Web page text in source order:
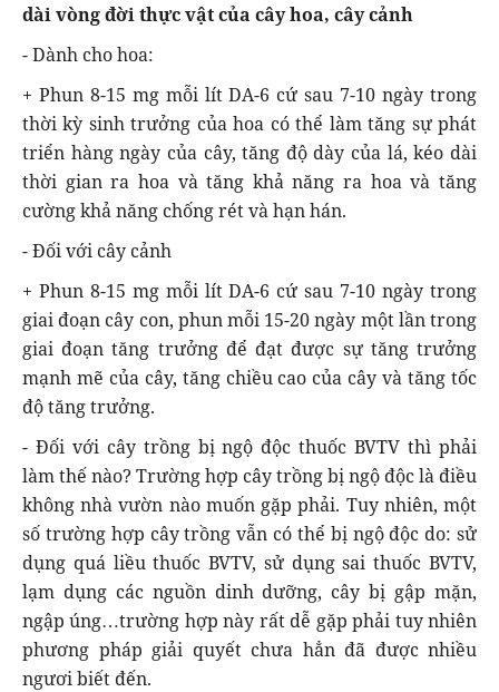
dài vòng đời thực vật của cây hoa, cây cảnh
- Dành cho hoa:
+ Phun 8-15 mg mỗi lít DA-6 cứ sau 7-10 ngày trong
thời kỳ sinh trưởng của hoa có thể làm tăng sự phát
triển hàng ngày của cây, tăng độ dày của lá, kéo dài
thời gian ra hoa và tăng khả năng ra hoa và tăng
cường khả năng chống rét và hạn hán.
- Đối với cây cảnh
+ Phun 8-15 mg mỗi lít DA-6 cứ sau 7-10 ngày trong
giai đoạn cây con, phun mỗi 15-20 ngày một lần trong
giai đoạn tăng trưởng để đạt được sự tăng trưởng
mạnh mẽ của cây, tăng chiều cao của cây và tăng tốc
độ tăng trưởng.
- Đối với cây trồng bị ngộ độc thuốc BVTV thì phải
làm thế nào? Trường hợp cây trồng bị ngộ độc là điều
không nhà vườn nào muốn gặp phải. Tuy nhiên, một
số trường hợp cây trồng vẫn có thể bị ngộ độc do: sử
dụng quá liều thuốc BVTV, sử dụng sai thuốc BVTV,
lạm dụng các nguồn dinh dưỡng, cây bị gập mặn,
ngập úng…trường hợp này rất dễ gặp phải tuy nhiên
phương pháp giải quyết chưa hẳn đã được nhiều
ngươi biết đến.